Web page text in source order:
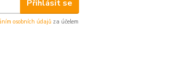
Přihlásit se
osobních údajů za účelem